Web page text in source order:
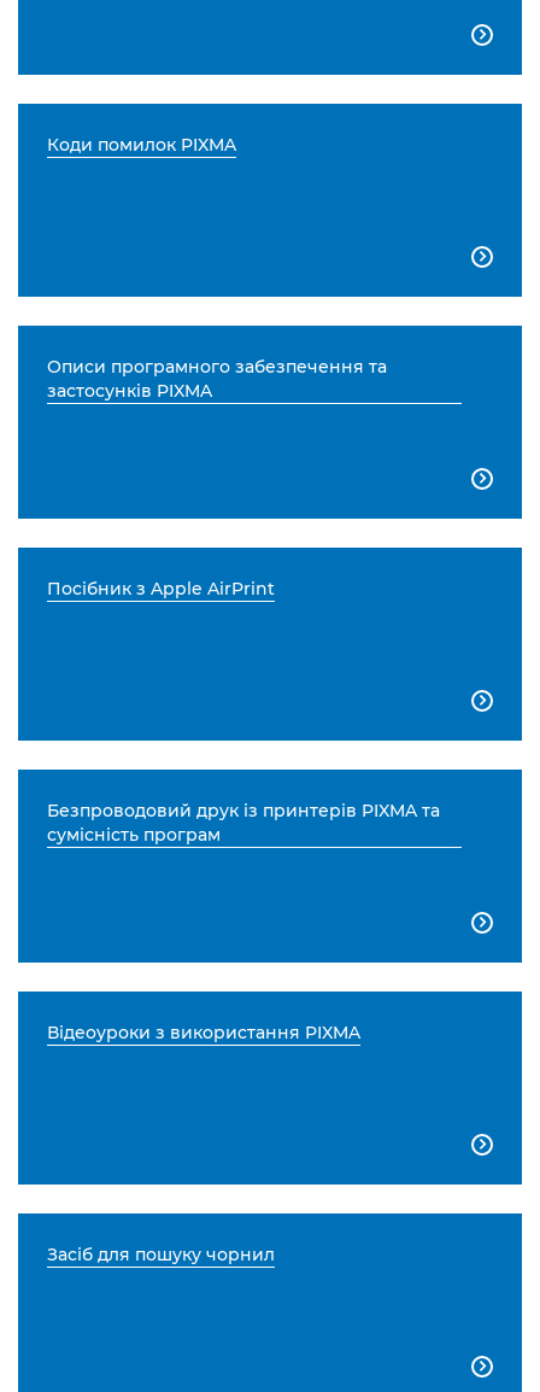

Коди помилок PIXMA

Описи програмного забезпечення та
застосунків PIXMA

Посібник з Apple AirPrint

Безпроводовий друк із принтерів PIXMA та
сумісність програм

Відеоуроки з використання PIXMA

Засіб для пошуку чорнил
